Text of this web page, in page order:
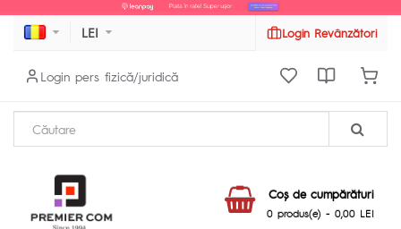
LEI Login Revânzători
Login pers fizică/juridică
Coş de cumpărături
0 produs(e) - 0,00 LEI